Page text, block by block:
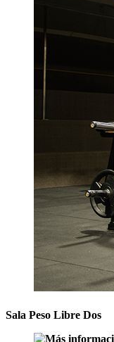
Sala Peso Libre Dos